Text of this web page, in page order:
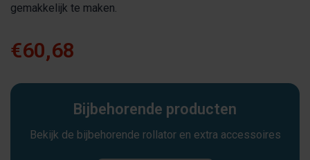
gemakkelijk te maken.
€60,68
Bijbehorende producten
Bekijk de bijbehorende rollator en extra accessoires